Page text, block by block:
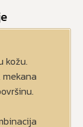
kožu.